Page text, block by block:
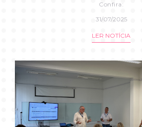
Confira:
31/07/2025
LER NOTÍCIA